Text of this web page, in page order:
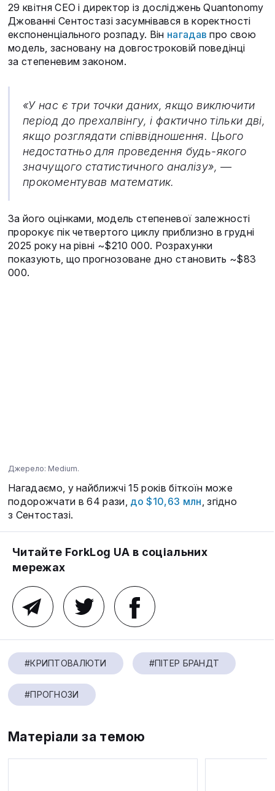
29 квітня CEO і директор із досліджень Quantonomy
Джованні Сентостазі засумнівався в коректності
експоненціального розпаду. Він нагадав про свою
модель, засновану на довгостроковій поведінці
за степеневим законом.
«У нас є три точки даних, якщо виключити
період до прехалвінгу, і фактично тільки дві,
якщо розглядати співвідношення. Цього
недостатньо для проведення будь-якого
значущого статистичного аналізу», —
прокоментував математик.
За його оцінками, модель степеневої залежності
пророкує пік четвертого циклу приблизно в грудні
2025 року на рівні ~$210 000. Розрахунки
показують, що прогнозоване дно становить ~$83
000.
Джерело: Medium.
Нагадаємо, у найближчі 15 років біткоїн може
подорожчати в 64 рази, до $10,63 млн, згідно
з Сентостазі.
Читайте ForkLog UA в соціальних
мережах
#КРИПТОВАЛЮТИ #ПІТЕР БРАНДТ
#ПРОГНОЗИ
Матеріали за темою